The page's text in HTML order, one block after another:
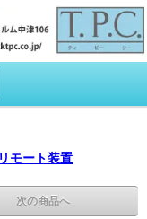
モート装置
次の商品へ